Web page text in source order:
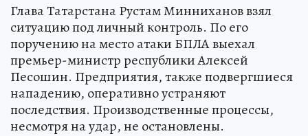
Глава Татарстана Рустам Минниханов взял
ситуацию под личный контроль. По его
поручению на место атаки БПЛА выехал
премьер-министр республики Алексей
Песошин. Предприятия, также подвергшиеся
нападению, оперативно устраняют
последствия. Производственные процессы,
несмотря на удар, не остановлены.